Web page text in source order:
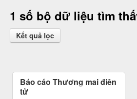
1 số bộ dữ liệu tìm
Kết quả lọc
Báo cáo Thương mại điện
tử